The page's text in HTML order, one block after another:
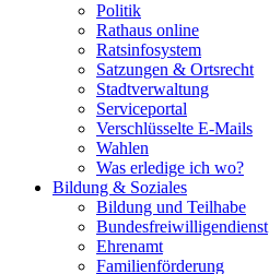
Politik
Rathaus online
Ratsinfosystem
Satzungen & Ortsrecht
Stadtverwaltung
Serviceportal
Verschlüsselte E-Mails
Wahlen
Was erledige ich wo?
Bildung & Soziales
Bildung und Teilhabe
Bundesfreiwilligendienst
Ehrenamt
Familienförderung